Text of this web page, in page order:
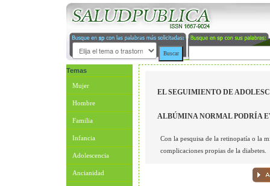
Temas
Mujer
Hombre
Familia
Infancia
Adolescencia
Ancianidad
EL SEGUIMIENTO DE
ALBÚMINA NORMAL PODRÍA
Con la pesquisa de la retinopatía o la
complicaciones propias de la diabetes.